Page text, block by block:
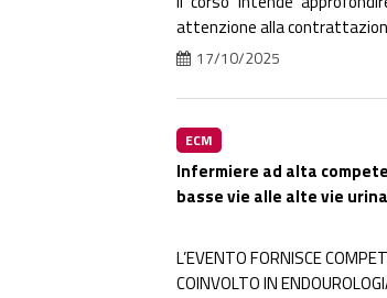
attenzione alla
17/10/2025
ECM
Infermiere ad alta
basse vie alle alte vie
L’EVENTO FORNISCE
COINVOLTO IN